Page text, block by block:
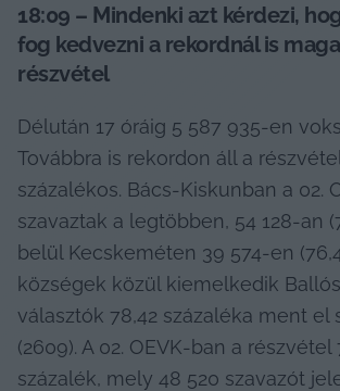
18:09 – Mindenki azt kérdezi,
fog kedvezni a rekordnál is
részvétel
Délután 17 óráig 5 587 935-en
Továbbra is rekordon áll a
százalékos. Bács-Kiskunban a 02.
szavaztak a legtöbben, 54 128-an
belül Kecskeméten 39 574-en
községek közül kiemelkedik
választók 78,42 százaléka ment el
(2609). A 02. OEVK-ban a részvétel
százalék, mely 48 520 szavazót